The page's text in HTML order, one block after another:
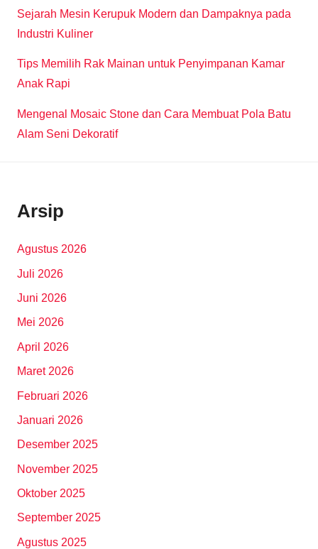
Sejarah Mesin Kerupuk Modern dan Dampaknya pada
Industri Kuliner
Tips Memilih Rak Mainan untuk Penyimpanan Kamar
Anak Rapi
Mengenal Mosaic Stone dan Cara Membuat Pola Batu
Alam Seni Dekoratif
Arsip
Agustus 2026
Juli 2026
Juni 2026
Mei 2026
April 2026
Maret 2026
Februari 2026
Januari 2026
Desember 2025
November 2025
Oktober 2025
September 2025
Agustus 2025